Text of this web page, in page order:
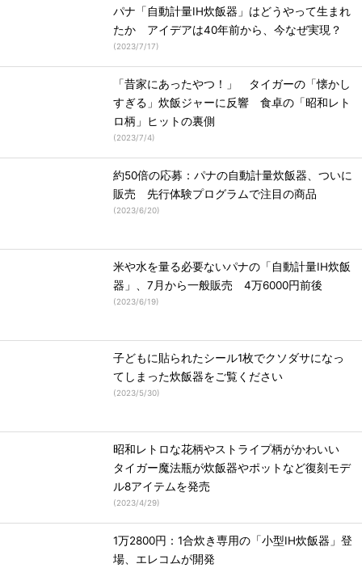
パナ「自動計量IH炊飯器」はどうやって生まれ
たか アイデアは40年前から、今なぜ実現？
(2023/7/17)
「昔家にあったやつ！」 タイガーの「懐かし
すぎる」炊飯ジャーに反響 食卓の「昭和レト
ロ柄」ヒットの裏側
(2023/7/4)
約50倍の応募：パナの自動計量炊飯器、ついに
販売 先行体験プログラムで注目の商品
(2023/6/20)
米や水を量る必要ないパナの「自動計量IH炊飯
器」、7月から一般販売 4万6000円前後
(2023/6/19)
子どもに貼られたシール1枚でクソダサになっ
てしまった炊飯器をご覧ください
(2023/5/30)
昭和レトロな花柄やストライプ柄がかわいい
タイガー魔法瓶が炊飯器やポットなど復刻モデ
ル8アイテムを発売
(2023/4/29)
1万2800円：1合炊き専用の「小型IH炊飯器」登
場、エレコムが開発